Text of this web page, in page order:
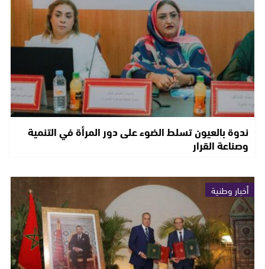
ندوة بالعيون تسلط الضوء على دور المرأة في التنمية
وصناعة القرار
أخبار وطنية